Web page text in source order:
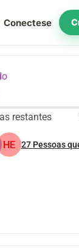
Conectese
restantes
HE 27 Pessoas